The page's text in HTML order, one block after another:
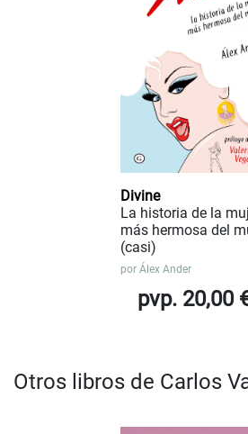
Divine
La historia de la
más hermosa del
(casi)
por Álex Ander
pvp. 20,00
Otros libros de Carlos